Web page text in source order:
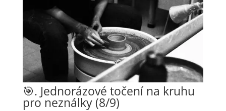
🎯. Jednorázové točení na kruhu
pro neználky (8/9)